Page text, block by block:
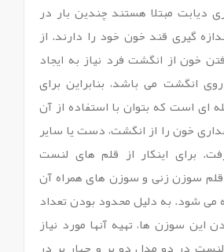
دیابت مبتلا هستند چندین بار در
گیری قند خون خود را دارند. از
خون از انگشت فرد نیاز به ایجاد
انگشت می باشد، بنابراین برای
ای است که بتوان با استفاده از آن
خون را از انگشت، دست یا سایر
برای اینکار از قلم های لنست
سوزن زنی و سوزن های همراه آن
می شود. به دلیل محدود بودن تعداد
این سوزن ها، تهیه آنها مورد نیاز